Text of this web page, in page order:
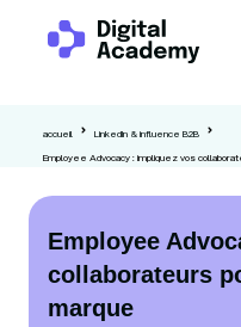
accueil
LinkedIn & influence B2B
Employee Advocacy : impliquez vos
Employee
collaborateurs
marque